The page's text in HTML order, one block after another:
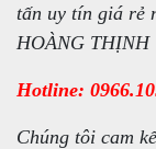
tấn uy tín giá rẻ
HOÀNG THỊNH
Hotline:
Chúng tôi cam